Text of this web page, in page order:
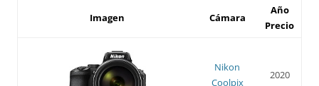
Imagen Cámara
Año
Precio
Nikon
Coolpix
2020